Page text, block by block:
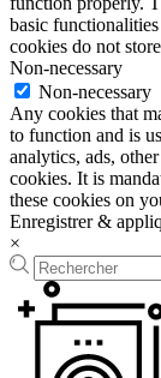
basic
cookies do not
Non-necessary
Non-necessary
Any cookies that
to function and is
analytics, ads,
cookies. It is
these cookies on
Enregistrer &
×